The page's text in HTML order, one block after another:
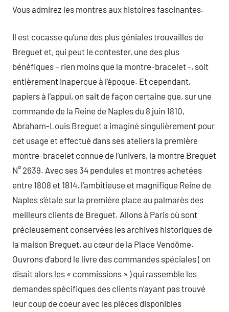
Vous admirez les montres aux histoires fascinantes.
Il est cocasse qu’une des plus géniales trouvailles de
Breguet et, qui peut le contester, une des plus
bénéfiques – rien moins que la montre-bracelet -, soit
entièrement inaperçue à l’époque. Et cependant,
papiers à l’appui, on sait de façon certaine que, sur une
commande de la Reine de Naples du 8 juin 1810,
Abraham-Louis Breguet a imaginé singulièrement pour
cet usage et effectué dans ses ateliers la première
montre-bracelet connue de l’univers, la montre Breguet
N° 2639. Avec ses 34 pendules et montres achetées
entre 1808 et 1814, l’ambitieuse et magnifique Reine de
Naples s’étale sur la première place au palmarès des
meilleurs clients de Breguet. Allons à Paris où sont
précieusement conservées les archives historiques de
la maison Breguet, au cœur de la Place Vendôme.
Ouvrons d’abord le livre des commandes spéciales ( on
disait alors les « commissions » ) qui rassemble les
demandes spécifiques des clients n’ayant pas trouvé
leur coup de coeur avec les pièces disponibles